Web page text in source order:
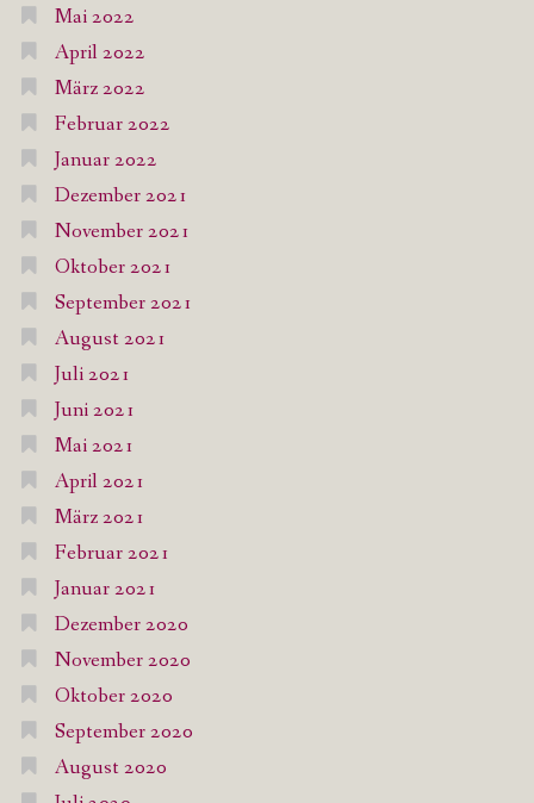
Mai 2022
April 2022
März 2022
Februar 2022
Januar 2022
Dezember 2021
November 2021
Oktober 2021
September 2021
August 2021
Juli 2021
Juni 2021
Mai 2021
April 2021
März 2021
Februar 2021
Januar 2021
Dezember 2020
November 2020
Oktober 2020
September 2020
August 2020